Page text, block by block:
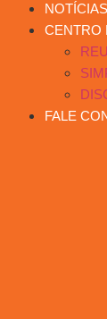
NOTÍCIAS
CENTRO
FALE